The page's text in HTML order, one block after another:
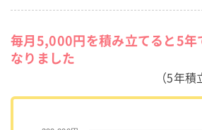
毎月5,000円を積み立てると5
なりました
（5年積